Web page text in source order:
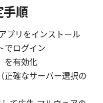
手順
プリをインストール
でログイン
を有効化
正確なサーバー選択の